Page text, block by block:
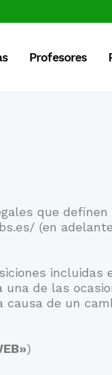
Profesores
que
(en
incluidas
de las
de un
)